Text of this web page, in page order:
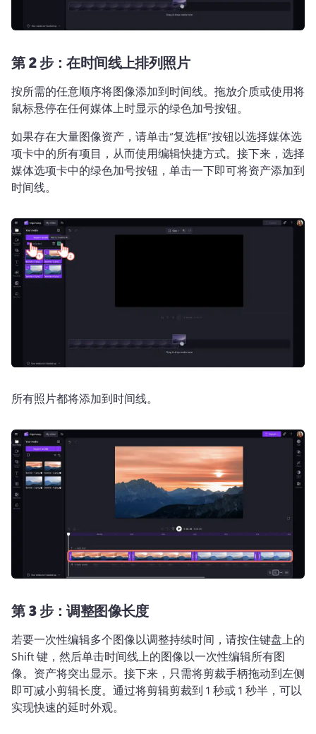
第 2 步：在时间线上排列照片
按所需的任意顺序将图像添加到时间线。拖放介质或使用将
鼠标悬停在任何媒体上时显示的绿色加号按钮。
如果存在大量图像资产，请单击“复选框”按钮以选择媒体选
项卡中的所有项目，从而使用编辑快捷方式。接下来，选择
媒体选项卡中的绿色加号按钮，单击一下即可将资产添加到
时间线。
所有照片都将添加到时间线。
第 3 步：调整图像长度
若要一次性编辑多个图像以调整持续时间，请按住键盘上的
Shift 键，然后单击时间线上的图像以一次性编辑所有图
像。资产将突出显示。接下来，只需将剪裁手柄拖动到左侧
即可减小剪辑长度。通过将剪辑剪裁到 1 秒或 1 秒半，可以
实现快速的延时外观。